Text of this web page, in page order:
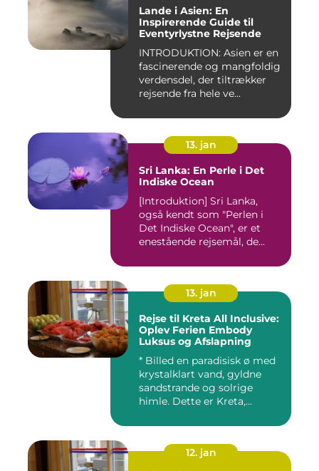
Lande i Asien: En
Inspirerende Guide til
Eventyrlystne Rejsende
INTRODUKTION: Asien er en
fascinerende og mangfoldig
verdensdel, der tiltrækker
rejsende fra hele ve...
13. jan
Sri Lanka: En Perle i Det
Indiske Ocean
[Introduktion] Sri Lanka,
også kendt som "Perlen i
Det Indiske Ocean", er et
enestående rejsemål, de...
13. jan
Rejse til Kreta All Inclusive:
Oplev Ferien Embody
Luksus og Afslapning
* Billed en paradisisk ø med
krystalklart vand, gyldne
sandstrande og solrige
himle. Dette er Kreta,...
12. jan